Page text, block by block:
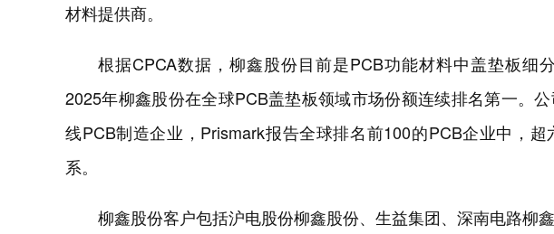
材料提供商。
根据CPCA数据，柳鑫股份目前是PCB功能材料中盖垫板
2025年柳鑫股份在全球PCB盖垫板领域市场份额连续排名第一。
线PCB制造企业，Prismark报告全球排名前100的PCB企业中，
系。
柳鑫股份客户包括沪电股份柳鑫股份、生益集团、深南电路柳